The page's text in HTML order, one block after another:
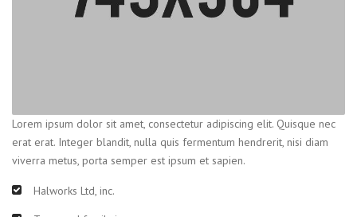
Lorem ipsum dolor sit amet, consectetur adipiscing elit. Quisque nec
erat erat. Integer blandit, nulla quis fermentum hendrerit, nisi diam
viverra metus, porta semper est ipsum et sapien.
Halworks Ltd, inc.